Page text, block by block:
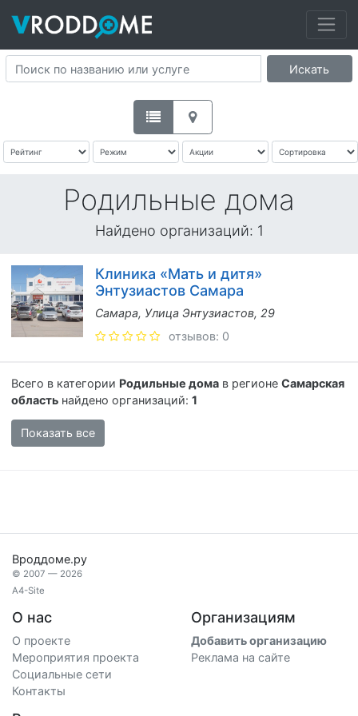
Искать
Родильные дома
Найдено организаций: 1
Клиника «Мать и дитя»
Энтузиастов Самара
Самара, Улица Энтузиастов, 29
отзывов: 0
Всего в категории Родильные дома в регионеСамарская
область найдено организаций:1
Показать все
Вроддоме.ру
© 2007 — 2026
A4-Site
О нас
О проекте
Мероприятия проекта
Социальные сети
Контакты
Организациям
Добавить организацию
Реклама на сайте